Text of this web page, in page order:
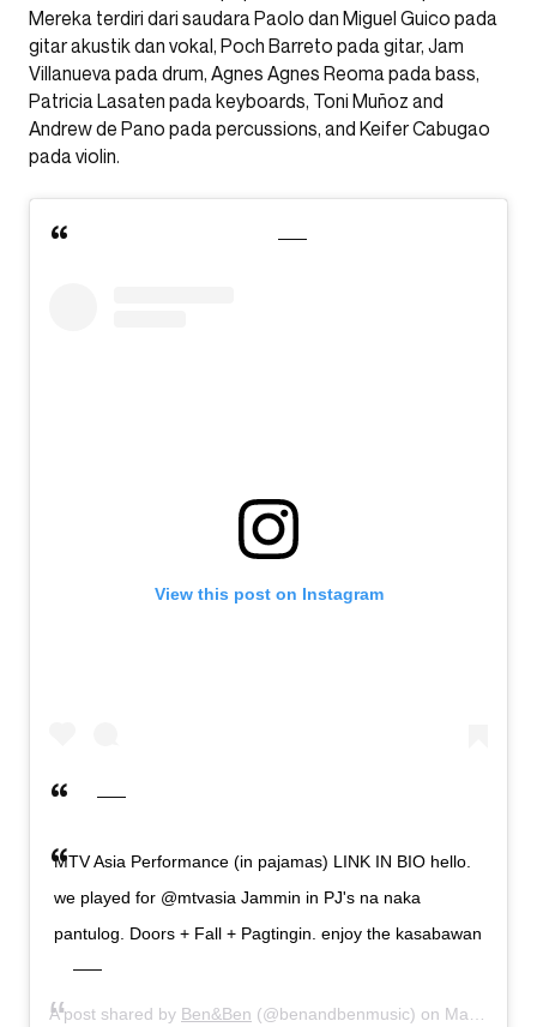
Mereka terdiri dari saudara Paolo dan Miguel Guico pada
gitar akustik dan vokal, Poch Barreto pada gitar, Jam
Villanueva pada drum, Agnes Agnes Reoma pada bass,
Patricia Lasaten pada keyboards, Toni Muñoz and
Andrew de Pano pada percussions, and Keifer Cabugao
pada violin.
View this post on Instagram
MTV Asia Performance (in pajamas) LINK IN BIO hello.
we played for @mtvasia Jammin in PJ's na naka
pantulog. Doors + Fall + Pagtingin. enjoy the kasabawan
A post shared by Ben&Ben (@benandbenmusic) on May 12, 2020 at 4:20am PDT